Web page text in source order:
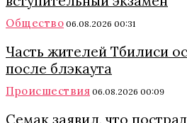
Общество 06.08.2026 00:31
Часть жителей Тбилиси
после блэкаута
Происшествия 06.08.2026 00:09